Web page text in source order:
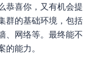
恭喜你，又有机会提
群的基础环境，包括
、网络等。最终能不
能力。